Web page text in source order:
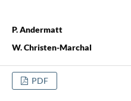
P. Andermatt
W. Christen-Marchal
PDF